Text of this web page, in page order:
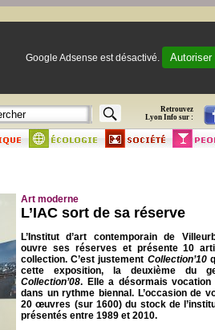
Google Adsense est désactivé. Autoriser
Retrouvez
Lyon Info sur :
Art moderne
L’IAC sort de sa réserve
L’Institut d’art contemporain de
ouvre ses réserves et présente 10
collection. C’est justement Collection’10
cette exposition, la deuxième du
Collection’08. Elle a désormais vocation
dans un rythme biennal. L’occasion de
20 œuvres (sur 1600) du stock de
présentés entre 1989 et 2010.